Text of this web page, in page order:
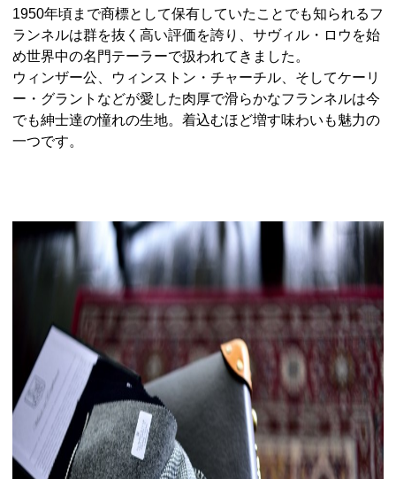
1950年頃まで商標として保有していたことでも知られるフ
ランネルは群を抜く高い評価を誇り、サヴィル・ロウを始
め世界中の名門テーラーで扱われてきました。
ウィンザー公、ウィンストン・チャーチル、そしてケーリ
ー・グラントなどが愛した肉厚で滑らかなフランネルは今
でも紳士達の憧れの生地。着込むほど増す味わいも魅力の
一つです。